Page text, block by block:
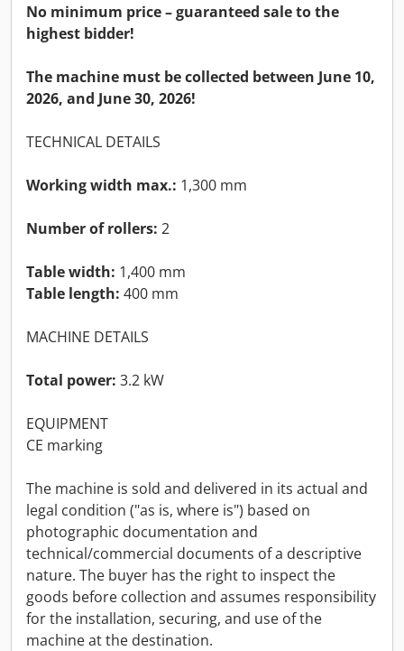
No minimum price – guaranteed sale to the
highest bidder!
The machine must be collected between June 10,
2026, and June 30, 2026!
TECHNICAL DETAILS
Working width max.: 1,300 mm
Number of rollers: 2
Table width: 1,400 mm
Table length: 400 mm
MACHINE DETAILS
Total power: 3.2 kW
EQUIPMENT
CE marking
The machine is sold and delivered in its actual and
legal condition ("as is, where is") based on
photographic documentation and
technical/commercial documents of a descriptive
nature. The buyer has the right to inspect the
goods before collection and assumes responsibility
for the installation, securing, and use of the
machine at the destination.